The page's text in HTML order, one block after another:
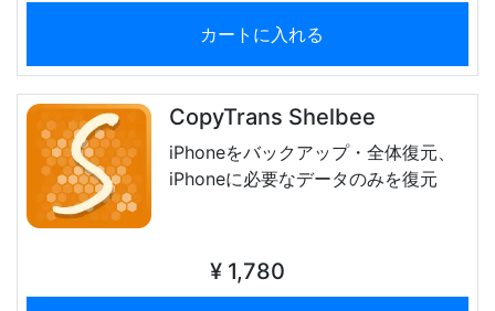
カートに入れる
CopyTrans Shelbee
iPhoneをバックアップ・全体復元、
iPhoneに必要なデータのみを復元
¥ 1,780